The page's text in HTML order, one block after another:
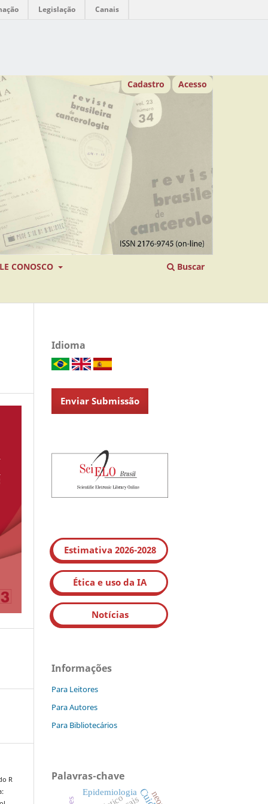
Legislação Canais
CONOSCO Buscar
Cadastro Acesso
R
Idioma
Enviar Submissão
Estimativa 2026-2028
Ética e uso da IA
Notícias
Informações
Para Leitores
Para Autores
Para Bibliotecários
Palavras-chave
Epidemiologia